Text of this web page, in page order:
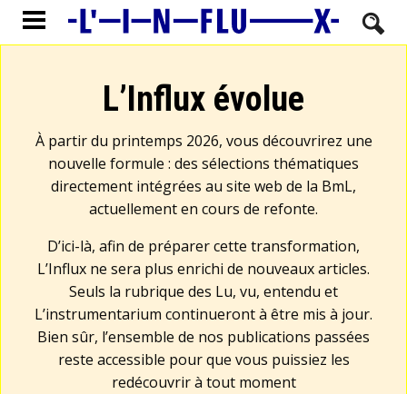
L’Influx évolue
À partir du printemps 2026, vous découvrirez une
nouvelle formule : des sélections thématiques
directement intégrées au site web de la BmL,
actuellement en cours de refonte.
D’ici-là, afin de préparer cette transformation,
L’Influx ne sera plus enrichi de nouveaux articles.
Seuls la rubrique des Lu, vu, entendu et
L’instrumentarium continueront à être mis à jour.
Bien sûr, l’ensemble de nos publications passées
reste accessible pour que vous puissiez les
redécouvrir à tout moment